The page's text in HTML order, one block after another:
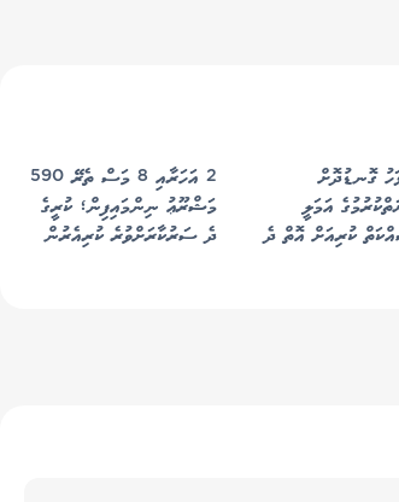
ގޮނޑުދޮށް
އަމަލީ
ކުރިއަށް އޮތް ދެ
2 އަހަރާއި 8 މަސް ތެރޭ 590
މަޝްރޫޢު ނިންމައިފިން؛ ކުރީގެ
ދެ ސަރުކާރަށްވުރެ ކުރިއެރުން